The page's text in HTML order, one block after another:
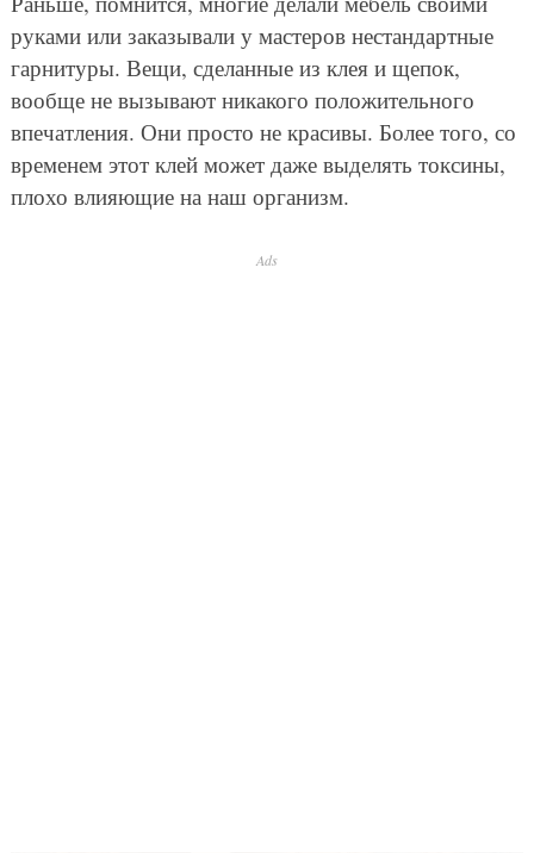
руками или заказывали у мастеров нестандартные
гарнитуры. Вещи, сделанные из клея и щепок,
вообще не вызывают никакого положительного
впечатления. Они просто не красивы. Более того, со
временем этот клей может даже выделять токсины,
плохо влияющие на наш организм.
Ads